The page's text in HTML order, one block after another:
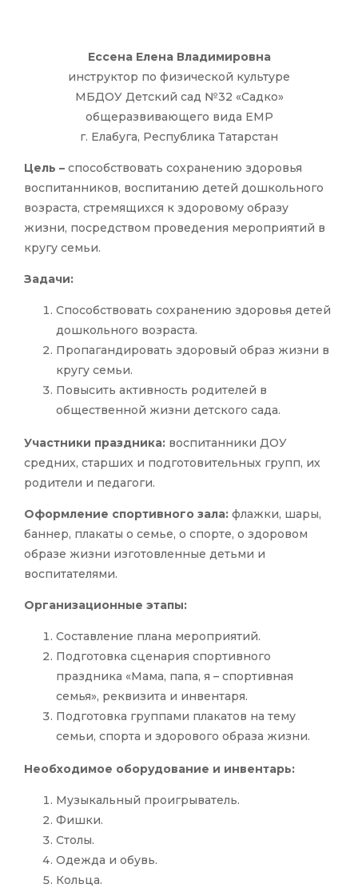
Ессена Елена Владимировна
инструктор по физической культуре
МБДОУ Детский сад №32 «Садко»
общеразвивающего вида ЕМР
г. Елабуга, Республика Татарстан
Цель – способствовать сохранению здоровья
воспитанников, воспитанию детей дошкольного
возраста, стремящихся к здоровому образу
жизни, посредством проведения мероприятий в
кругу семьи.
Задачи:
Способствовать сохранению здоровья детей
дошкольного возраста.
Пропагандировать здоровый образ жизни в
кругу семьи.
Повысить активность родителей в
общественной жизни детского сада.
Участники праздника: воспитанники ДОУ
средних, старших и подготовительных групп, их
родители и педагоги.
Оформление спортивного зала: флажки, шары,
баннер, плакаты о семье, о спорте, о здоровом
образе жизни изготовленные детьми и
воспитателями.
Организационные этапы:
Составление плана мероприятий.
Подготовка сценария спортивного
праздника «Мама, папа, я – спортивная
семья», реквизита и инвентаря.
Подготовка группами плакатов на тему
семьи, спорта и здорового образа жизни.
Необходимое оборудование и инвентарь:
Музыкальный проигрыватель.
Фишки.
Столы.
Одежда и обувь.
Кольца.